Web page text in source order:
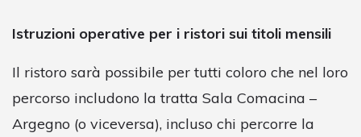
Istruzioni operative per i ristori sui titoli mensili
Il ristoro sarà possibile per tutti coloro che nel loro
percorso includono la tratta Sala Comacina –
Argegno (o viceversa), incluso chi percorre la